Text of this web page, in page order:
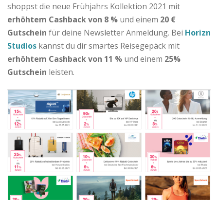
shoppst die neue Frühjahrs Kollektion 2021 mit
erhöhtem Cashback von 8 % und einem 20 €
Gutschein für deine Newsletter Anmeldung. Bei Horizn
Studios kannst du dir smartes Reisegepäck mit
erhöhtem Cashback von 11 % und einem 25%
Gutschein leisten.